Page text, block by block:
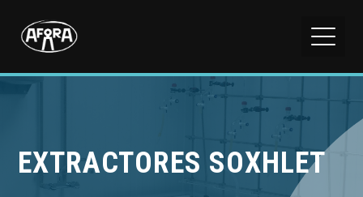
EXTRACTORES SOXHLET